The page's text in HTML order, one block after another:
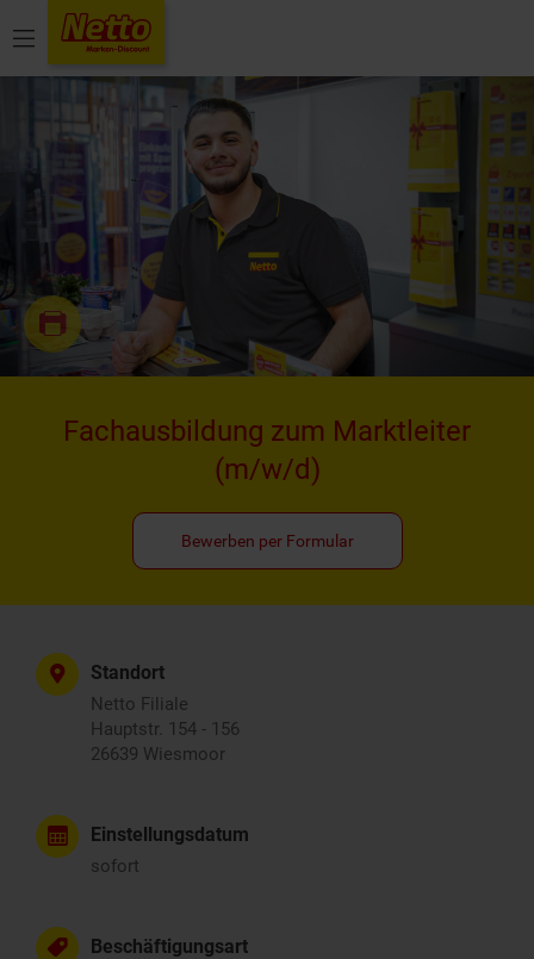
Menü
Fachausbildung zum Marktleiter
(m/w/d)
Bewerben per Formular
Standort
Netto Filiale
Hauptstr. 154 - 156
26639 Wiesmoor
Einstellungsdatum
sofort
Beschäftigungsart